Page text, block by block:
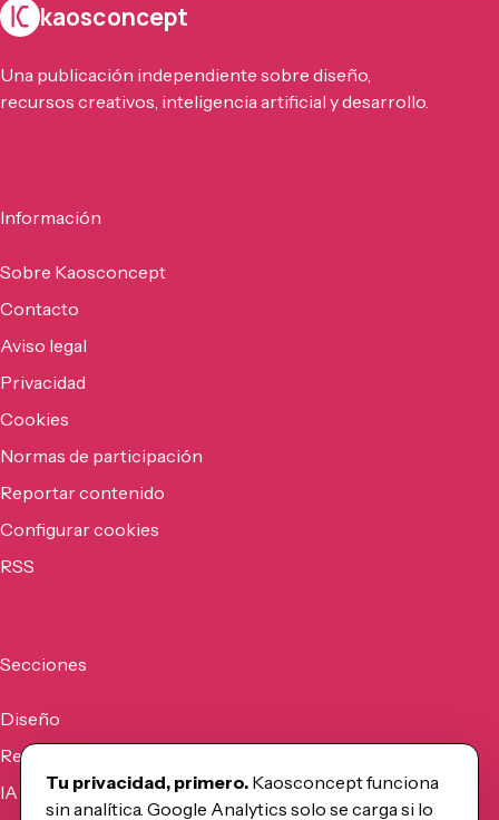
kaosconcept
Una publicación independiente sobre diseño,
recursos creativos, inteligencia artificial y desarrollo.
Información
Sobre Kaosconcept
Contacto
Aviso legal
Privacidad
Cookies
Normas de participación
Reportar contenido
Configurar cookies
RSS
Secciones
Diseño
Recursos
IA
Tu privacidad, primero. Kaosconcept funciona
sin analítica. Google Analytics solo se carga si lo